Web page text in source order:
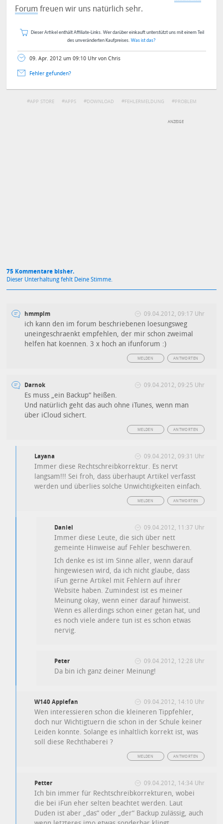
Forum freuen wir uns natürlich sehr.
Dieser Artikel enthält Affiliate-Links. Wer darüber einkauft unterstützt uns mit einem Teil
des unveränderten Kaufpreises. Was ist das?
09. Apr. 2012 um 09:10 Uhr von Chris
Fehler gefunden?
APP STORE APPS DOWNLOAD FEHLERMELDUNG PROBLEM
75 Kommentare bisher.
Dieser Unterhaltung fehlt Deine Stimme.
hmmplm 09.04.2012, 09:17 Uhr
ich kann den im forum beschriebenen loesungsweg
uneingeschraenkt empfehlen, der mir schon zweimal
helfen hat koennen. 3 x hoch an ifunforum :)
ANTWORTEN
MELDEN
Darnok 09.04.2012, 09:25 Uhr
Es muss „ein Backup“ heißen.
Und natürlich geht das auch ohne iTunes, wenn man
über iCloud sichert.
ANTWORTEN
MELDEN
Layana 09.04.2012, 09:31 Uhr
Immer diese Rechtschreibkorrektur. Es nervt
langsam!!! Sei froh, dass überhaupt Artikel verfasst
werden und überlies solche Unwichtigkeiten einfach.
ANTWORTEN
MELDEN
Daniel 09.04.2012, 11:37 Uhr
Immer diese Leute, die sich über nett
gemeinte Hinweise auf Fehler beschweren.
Ich denke es ist im Sinne aller, wenn darauf
hingewiesen wird, da ich nicht glaube, dass
iFun gerne Artikel mit Fehlern auf ihrer
Website haben. Zumindest ist es meiner
Meinung okay, wenn einer darauf hinweist.
Wenn es allerdings schon einer getan hat, und
es noch viele andere tun ist es schon etwas
nervig.
Peter 09.04.2012, 12:28 Uhr
Da bin ich ganz deiner Meinung!
W140 Applefan 09.04.2012, 14:10 Uhr
Wen interessieren schon die kleineren Tippfehler,
doch nur Wichtigtuern die schon in der Schule keiner
Leiden konnte. Solange es inhaltlich korrekt ist, was
soll diese Rechthaberei ?
ANTWORTEN
MELDEN
Petter 09.04.2012, 14:34 Uhr
Ich bin immer für Rechtschreibkorrekturen, wobei
die bei iFun eher selten beachtet werden. Laut
Duden ist aber „das“ oder „der“ Backup zulässig, auch